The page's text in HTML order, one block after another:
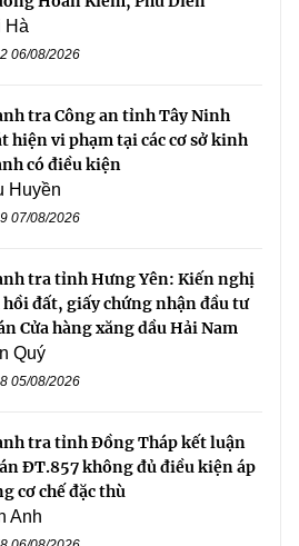
Hà
06/08/2026
tra Công an tỉnh Tây Ninh
hiện vi phạm tại các cơ sở kinh
có điều kiện
Huyền
07/08/2026
tra tỉnh Hưng Yên: Kiến nghị
đất, giấy chứng nhận đầu tư
Cửa hàng xăng dầu Hải Nam
Quý
05/08/2026
tra tỉnh Đồng Tháp kết luận
ĐT.857 không đủ điều kiện áp
cơ chế đặc thù
Anh